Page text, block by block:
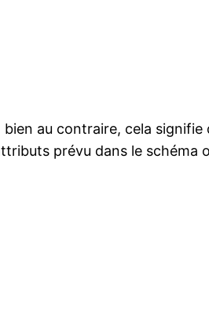
au contraire, cela signifie
prévu dans le schéma